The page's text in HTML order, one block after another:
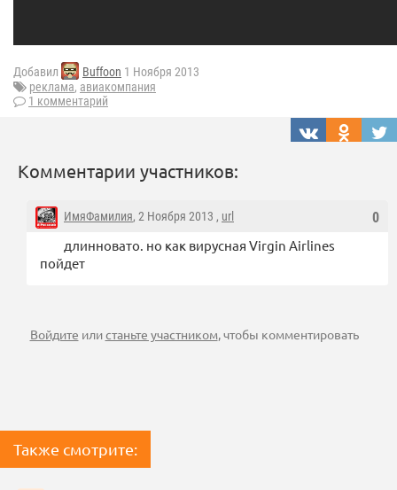
Добавил Buffoon 1 Ноября 2013
реклама, авиакомпания
1 комментарий
Комментарии участников:
0
ИмяФамилия, 2 Ноября 2013 , url
длинновато. но как вирусная Virgin Airlines
пойдет
Войдите илистаньте участником, чтобы комментировать
Также смотрите: